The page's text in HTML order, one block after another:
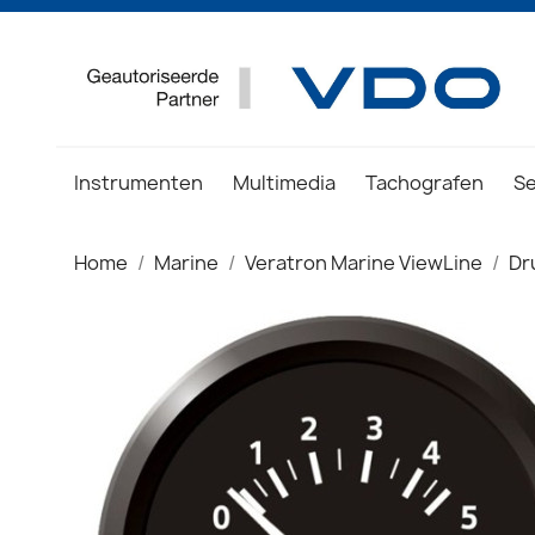
Instrumenten Multimedia Tachografen
Home Marine Veratron Marine ViewLine